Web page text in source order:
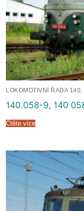
LOKOMOTIVNÍ ŘADA
140.058-9, 140
Čtěte více